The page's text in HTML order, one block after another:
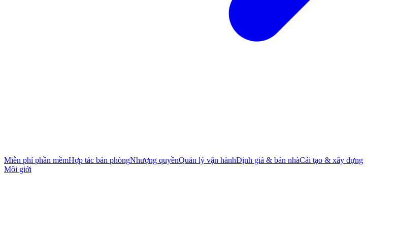
Miễn phí phần mềmHợp tác bán phòngNhượng quyềnQuản lý vận hànhĐịnh giá & bán nhàCải tạo & xây dựng
Môi giới